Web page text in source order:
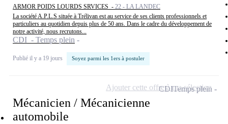
ARMOR POIDS LOURDS SRVICES - 22 - LA LANDEC
La société A.P.L.S située à Trélivan est au service de ses clients professionnels et
particuliers au quotidien depuis plus de 50 ans. Dans le cadre du développement de
notre activité, nous recrutons...
CDI - Temps plein
Publié il y a 19 jours Soyez parmi les 1ers à postuler
Mécanicien / Mécanicienne
automobile
CDITemps plein
Ajouter cette offre à ma sélection